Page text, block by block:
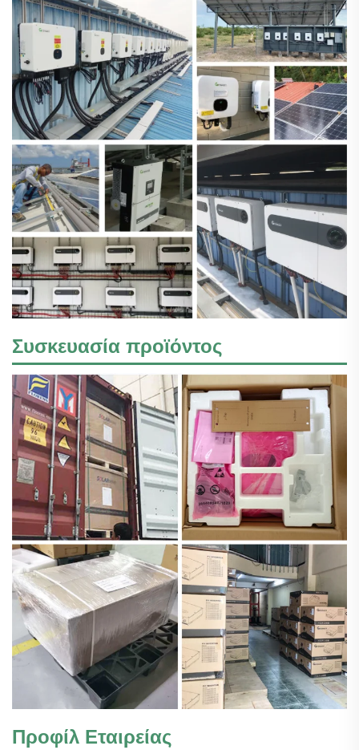
Συσκευασία προϊόντος
Προφίλ Εταιρείας